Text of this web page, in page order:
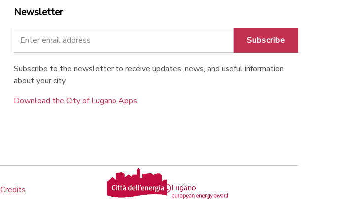
Newsletter
Subscribe
Subscribe to the newsletter to receive updates, news, and useful information
about your city.
Download the City of Lugano Apps
Credits